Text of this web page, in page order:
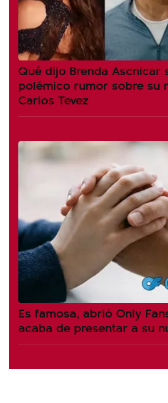
Qué dijo Brenda Ascnicar
polémico rumor sobre su
Carlos Tevez
Es famosa, abrió Only
acaba de presentar a su